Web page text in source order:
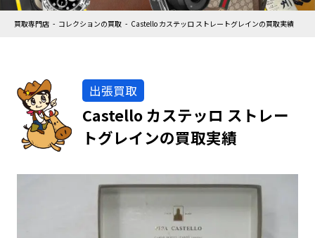
買取専門店 コレクションの買取 Castello カステッロ ストレートグレインの買取実績
出張買取
Castello カステッロ ストレー
トグレインの買取実績